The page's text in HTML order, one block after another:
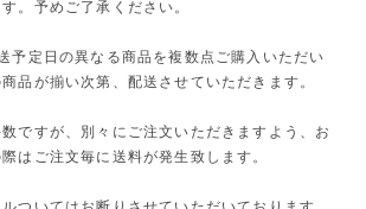
。予めご了承ください。
予定日の異なる商品を複数点ご購入いただい
品が揃い次第、配送させていただきます。
ですが、別々にご注文いただきますよう、お
はご注文毎に送料が発生致します。